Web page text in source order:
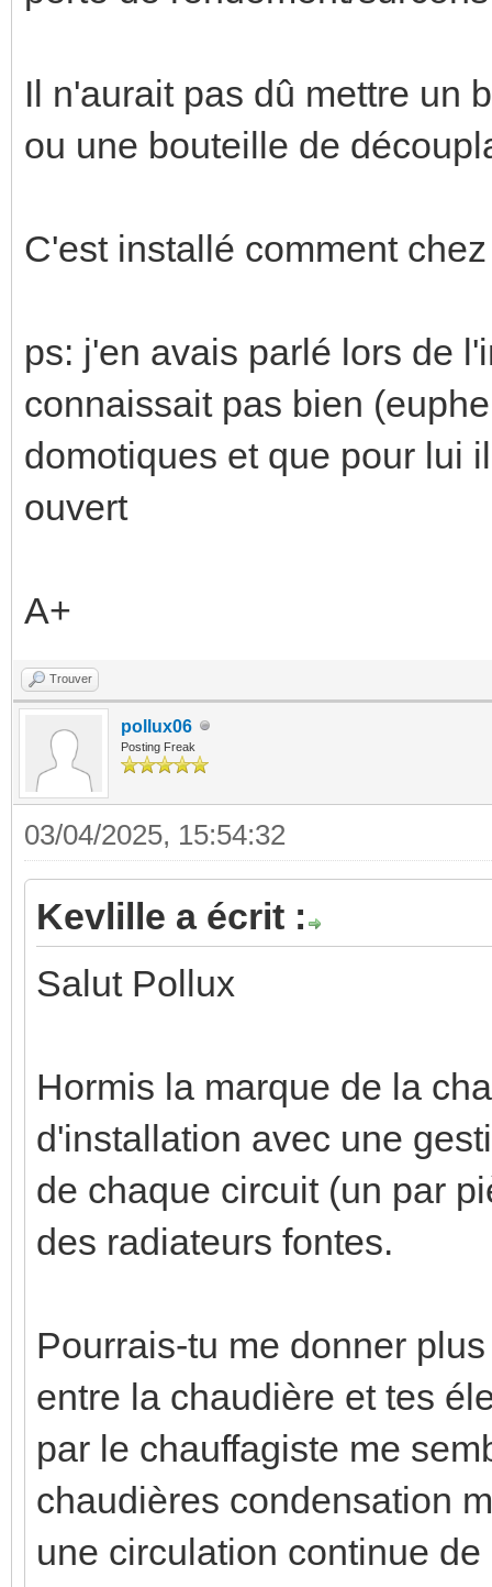
Il n'aurait pas dû mettre un
ou une bouteille de
C'est installé comment
ps: j'en avais parlé lors de
connaissait pas bien
domotiques et que pour lui
ouvert
A+
Trouver
pollux06
Posting Freak
03/04/2025, 15:54:32
Kevlille a écrit :
Salut Pollux
Hormis la marque de la
d'installation avec une
de chaque circuit (un par
des radiateurs fontes.
Pourrais-tu me donner
entre la chaudière et tes
par le chauffagiste me
chaudières condensation
une circulation continue de